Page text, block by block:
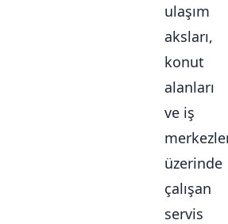
ulaşım
aksları,
konut
alanları
ve iş
üzerinde
çalışan
servis